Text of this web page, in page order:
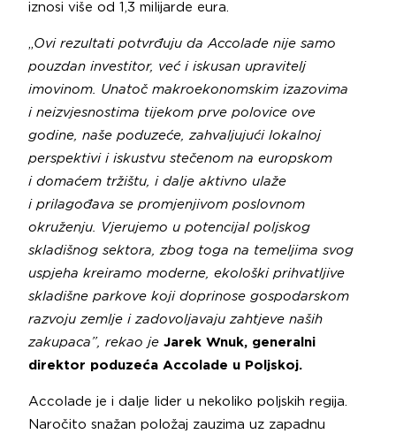
iznosi više od 1,3 milijarde eura.
„Ovi rezultati potvrđuju da Accolade nije samo
pouzdan investitor, već i iskusan upravitelj
imovinom. Unatoč makroekonomskim izazovima
i neizvjesnostima tijekom prve polovice ove
godine, naše poduzeće, zahvaljujući lokalnoj
perspektivi i iskustvu stečenom na europskom
i domaćem tržištu, i dalje aktivno ulaže
i prilagođava se promjenjivom poslovnom
okruženju. Vjerujemo u potencijal poljskog
skladišnog sektora, zbog toga na temeljima svog
uspjeha kreiramo moderne, ekološki prihvatljive
skladišne parkove koji doprinose gospodarskom
razvoju zemlje i zadovoljavaju zahtjeve naših
zakupaca”, rekao je Jarek Wnuk, generalni
direktor poduzeća Accolade u Poljskoj.
Accolade je i dalje lider u nekoliko poljskih regija.
Naročito snažan položaj zauzima uz zapadnu